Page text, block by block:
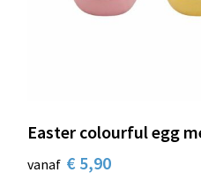
Easter colourful egg
vanaf € 5,90